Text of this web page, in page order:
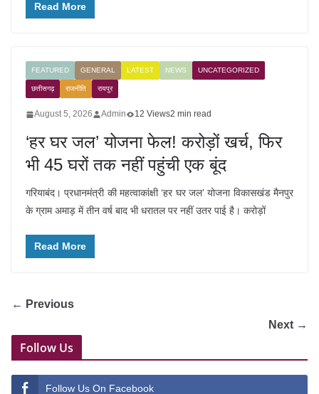
Read More
FEATURED GENERAL LATEST NEWS UNCATEGORIZED
छत्तीसगढ़ राजनीति रायपुर
August 5, 2026 Admin 12 Views2 min read
‘हर घर जल’ योजना फेल! करोड़ों खर्च, फिर
भी 45 घरों तक नहीं पहुंची एक बूंद
गरियाबंद। प्रधानमंत्री की महत्वाकांक्षी ‘हर घर जल’ योजना विकासखंड मैनपुर
के ग्राम अमाड़ में तीन वर्ष बाद भी धरातल पर नहीं उतर पाई है। करोड़ों
Read More
← Previous
Next →
Follow Us
Follow Us On Facebook